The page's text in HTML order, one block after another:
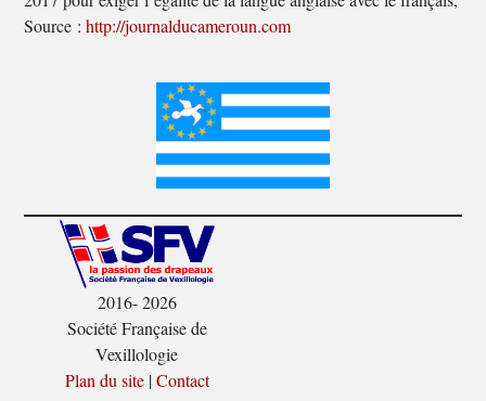
Source :http://journalducameroun.com
2016- 2026
Société Française de
Vexillologie
Plan du site|Contact